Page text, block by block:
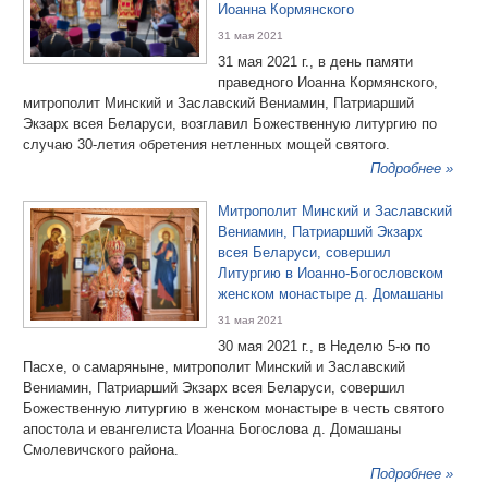
Иоанна Кормянского
31 мая 2021
31 мая 2021 г., в день памяти
праведного Иоанна Кормянского,
митрополит Минский и Заславский Вениамин, Патриарший
Экзарх всея Беларуси, возглавил Божественную литургию по
случаю 30-летия обретения нетленных мощей святого.
Подробнее »
Митрополит Минский и Заславский
Вениамин, Патриарший Экзарх
всея Беларуси, совершил
Литургию в Иоанно-Богословском
женском монастыре д. Домашаны
31 мая 2021
30 мая 2021 г., в Неделю 5-ю по
Пасхе, о самаряныне, митрополит Минский и Заславский
Вениамин, Патриарший Экзарх всея Беларуси, совершил
Божественную литургию в женском монастыре в честь святого
апостола и евангелиста Иоанна Богослова д. Домашаны
Смолевичского района.
Подробнее »